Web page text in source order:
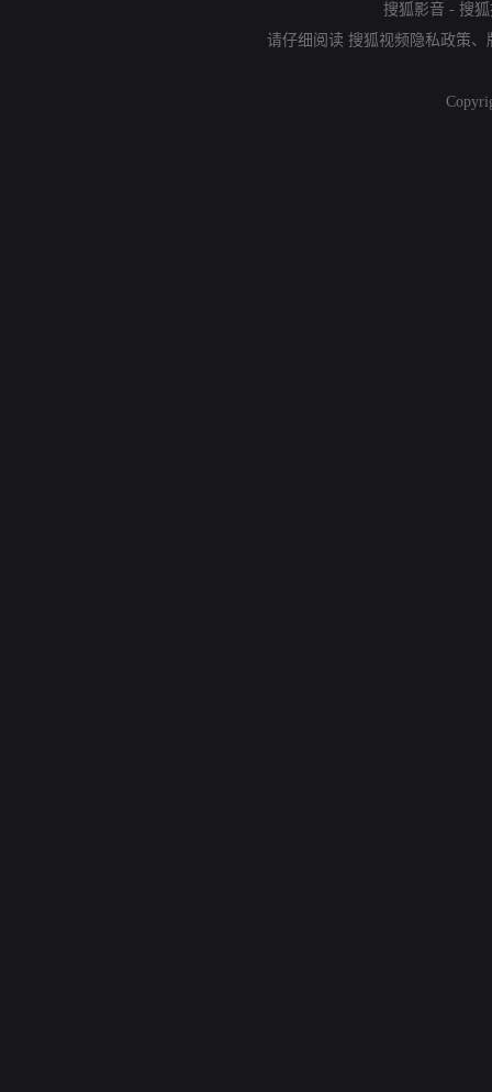
搜狐影音 - 搜
请仔细阅读 搜狐视频隐私政策、